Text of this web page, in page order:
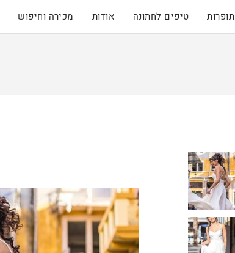
תופרות טיפים לחתונה אודות מכירה וחיפוש